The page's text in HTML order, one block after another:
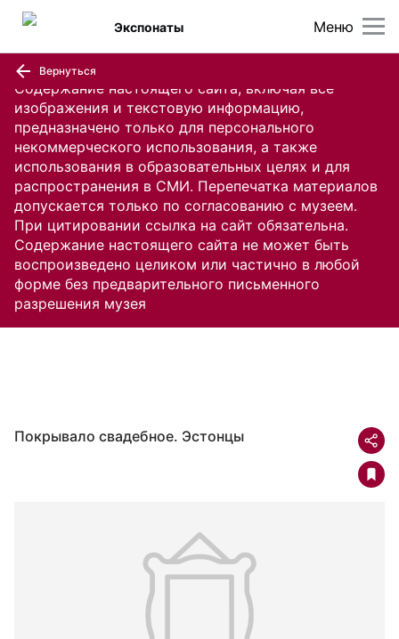
Содержание настоящего сайта, включая все
изображения и текстовую информацию,
предназначено только для персонального
некоммерческого использования, а также
использования в образовательных целях и для
распространения в СМИ. Перепечатка материалов
допускается только по согласованию с музеем.
При цитировании ссылка на сайт обязательна.
Содержание настоящего сайта не может быть
воспроизведено целиком или частично в любой
форме без предварительного письменного
разрешения музея
Меню
Экспонаты
Вернуться
Покрывало свадебное. Эстонцы